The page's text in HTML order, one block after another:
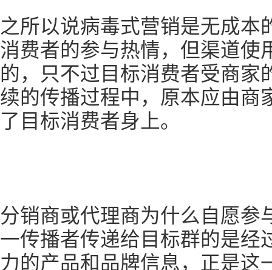
之所以说病毒式营销是无成本
消费者的参与热情，但渠道使
的，只不过目标消费者受商家
续的传播过程中，原本应由商
了目标消费者身上。
分销商或代理商为什么自愿参
一传播者传递给目标群的是经
力的产品和品牌信息，正是这